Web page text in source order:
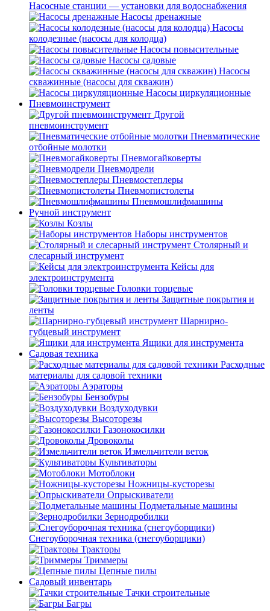
Насосные станции — установки для водоснабжения
Насосы дренажные
Насосы
колодезные (насосы для колодца)
Насосы повысительные
Насосы садовые
Насосы
скважинные (насосы для скважин)
Насосы циркуляционные
Пневмоинструмент
Другой
пневмоинструмент
Пневматические
отбойные молотки
Пневмогайковерты
Пневмодрели
Пневмостеплеры
Пневмопистолеты
Пневмошлифмашины
Ручной инструмент
Козлы
Наборы инструментов
Столярный и
слесарный инструмент
Кейсы для
электроинструмента
Головки торцевые
Защитные покрытия и
ленты
Шарнирно-
губцевый инструмент
Ящики для инструмента
Садовая техника
Расходные
материалы для садовой техники
Аэраторы
Бензобуры
Воздуходувки
Высоторезы
Газонокосилки
Дровоколы
Измельчители веток
Культиваторы
Мотоблоки
Ножницы-кусторезы
Опрыскиватели
Подметальные машины
Зернодробилки
Снегоуборочная техника (снегоуборщики)
Тракторы
Триммеры
Цепные пилы
Садовый инвентарь
Тачки строительные
Багры